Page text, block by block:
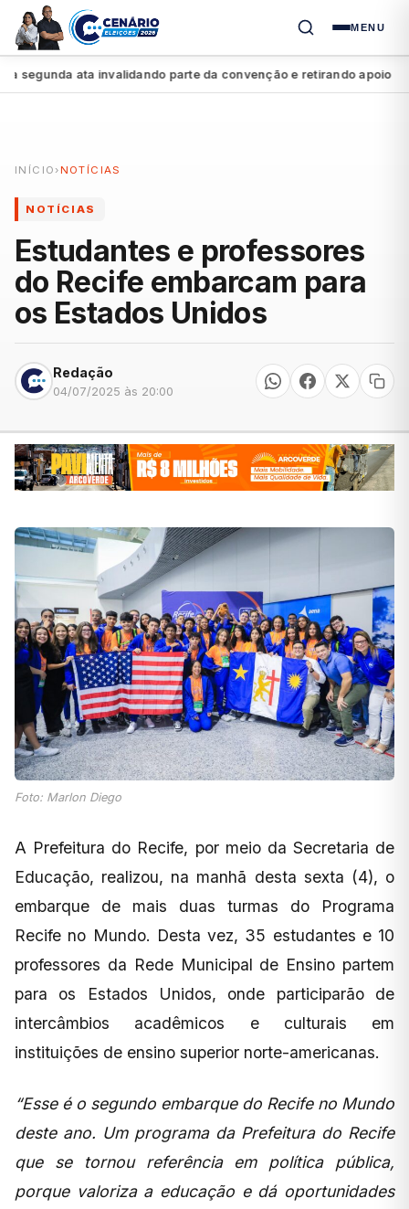
MENU
ata invalidando parte da convenção e retirando apoio a
INÍCIO › NOTÍCIAS
NOTÍCIAS
Estudantes e professores
do Recife embarcam para
os Estados Unidos
Redação
04/07/2025 às 20:00
Foto: Marlon Diego
A Prefeitura do Recife, por meio da Secretaria de
Educação, realizou, na manhã desta sexta (4), o
embarque de mais duas turmas do Programa
Recife no Mundo. Desta vez, 35 estudantes e 10
professores da Rede Municipal de Ensino partem
para os Estados Unidos, onde participarão de
intercâmbios acadêmicos e culturais em
instituições de ensino superior norte-americanas.
“Esse é o segundo embarque do Recife no Mundo
deste ano. Um programa da Prefeitura do Recife
que se tornou referência em política pública,
porque valoriza a educação e dá oportunidades